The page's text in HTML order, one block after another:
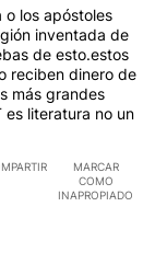
o los apóstoles
inventada de
de esto.estos
reciben dinero de
más grandes
es literatura no un
MARCAR
COMO
INAPROPIADO